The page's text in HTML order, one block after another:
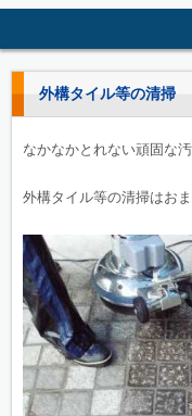
外構タイル等の清掃
なかなかとれない頑固な
外構タイル等の清掃はおま